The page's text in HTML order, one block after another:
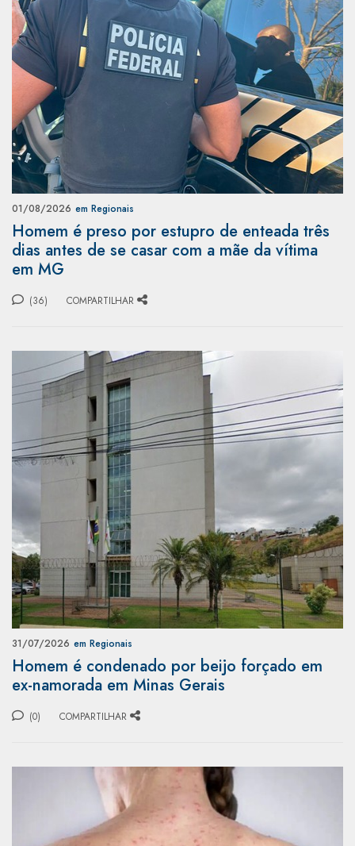
01/08/2026 em Regionais
Homem é preso por estupro de enteada três
dias antes de se casar com a mãe da vítima
em MG
(36) COMPARTILHAR
31/07/2026 em Regionais
Homem é condenado por beijo forçado em
ex-namorada em Minas Gerais
(0) COMPARTILHAR